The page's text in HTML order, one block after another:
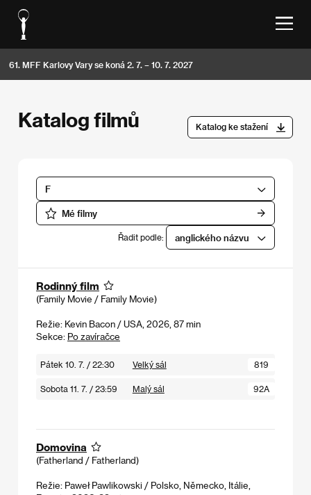
61. MFF Karlovy Vary se koná 2. 7. – 10. 7. 2027
Katalog filmů Katalog ke stažení
F
Mé filmy
Řadit podle: anglického názvu
Rodinný film
(Family Movie / Family Movie)
Režie: Kevin Bacon / USA, 2026, 87 min
Sekce: Po zavíračce
Pátek 10. 7. / 22:30 Velký sál 819
Sobota 11. 7. / 23:59 Malý sál 92A
Domovina
(Fatherland / Fatherland)
Režie: Paweł Pawlikowski / Polsko, Německo, Itálie,